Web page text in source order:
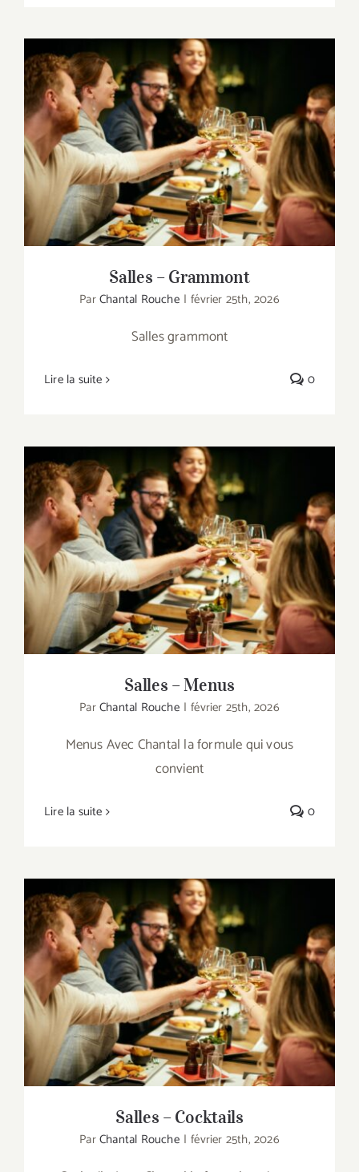
Salles – Grammont
Salles – Grammont
ParChantal Rouche | février 25th, 2026
Salles grammont
Lire la suite 0
Salles – Menus
Salles – Menus
ParChantal Rouche | février 25th, 2026
Menus Avec Chantal la formule qui vous
convient
Lire la suite 0
Salles – Cocktails
Salles – Cocktails
ParChantal Rouche | février 25th, 2026